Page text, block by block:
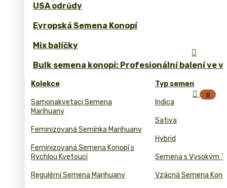
USA odrůdy
Evropská Semena Konopí
Mix balíčky
Bulk semena konopí: Profesionální balení ve
Kolekce
Samonakvetaci Semena
Marihuany
Feminizovaná Semínka Marihuany
Feminizovaná Semena Konopí s
Rychlou Kvetoucí
Regulérní Semena Marihuany
Typ semen
Indica
Sativa
Hybrid
Semena s Vysokým
Vzácná Semena

 0